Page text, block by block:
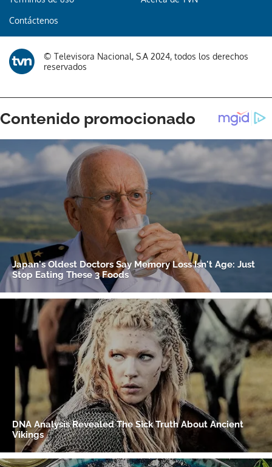
Contáctenos
© Televisora Nacional, S.A 2024, todos los derechos
reservados